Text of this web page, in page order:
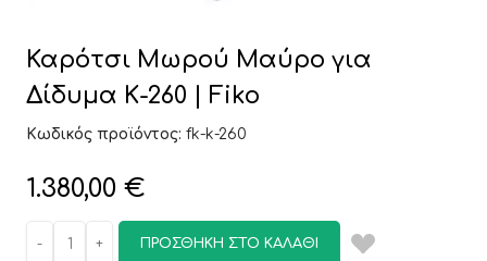
Καρότσι Μωρού Μαύρο για
Δίδυμα Κ-260 | Fiko
Κωδικός προϊόντος: fk-k-260
1.380,00 €
ΠΡΟΣΘΉΚΗ ΣΤΟ ΚΑΛΆΘΙ